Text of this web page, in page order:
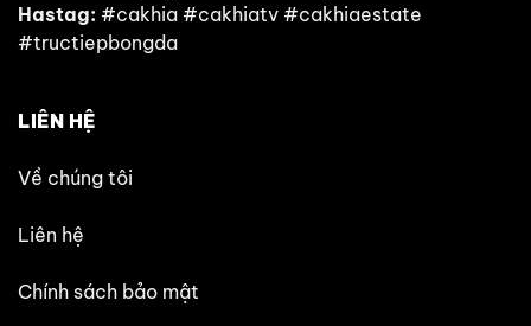
Hastag: #cakhia #cakhiatv #cakhiaestate
#tructiepbongda
LIÊN HỆ
Về chúng tôi
Liên hệ
Chính sách bảo mật